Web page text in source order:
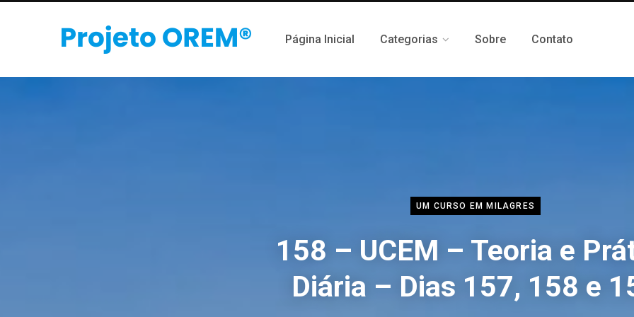
Página Inicial Categorias Sobre Contato
UM CURSO EM MILAGRES
158 – UCEM – Teoria e
Diária – Dias 157, 158 e